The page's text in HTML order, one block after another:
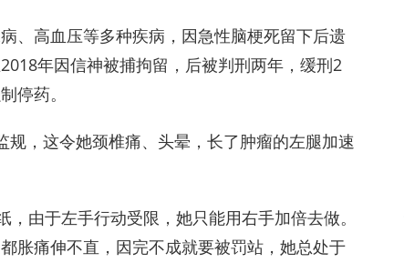
、高血压等多种疾病，因急性脑梗死留下后遗
年因信神被捕拘留，后被判刑两年，缓刑2
停药。
，这令她颈椎痛、头晕，长了肿瘤的左腿加速
由于左手行动受限，她只能用右手加倍去做。
胀痛伸不直，因完不成就要被罚站，她总处于